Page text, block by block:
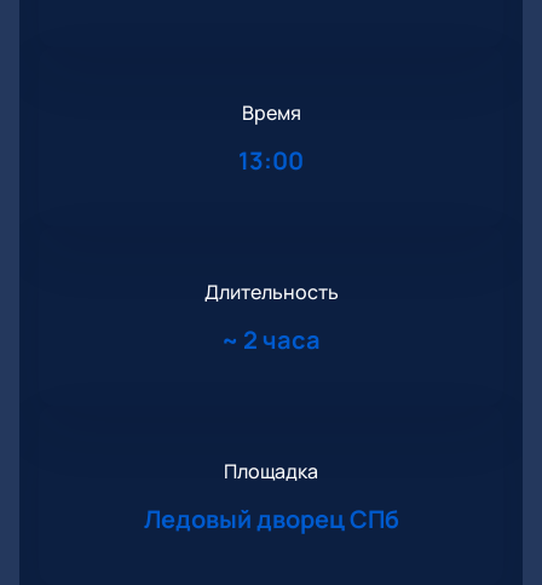
Время
13:00
Длительность
~ 2 часа
Площадка
Ледовый дворец СПб